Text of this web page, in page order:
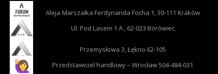
Aleja Marszałka Ferdynanda Focha 1, 30-111 Kraków
Ul. Pod Lasem 1 A , 62-023 Borówiec
Przemysłowa 3, Łękno 62-105
Przedstawiciel handlowy – Wrocław 504-484-031